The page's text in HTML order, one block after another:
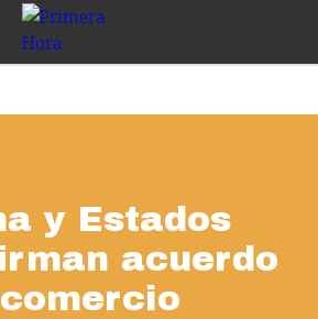
y Estados
acuerdo